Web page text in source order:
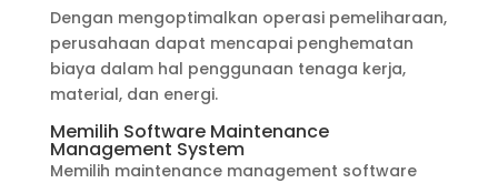
Dengan mengoptimalkan operasi pemeliharaan,
perusahaan dapat mencapai penghematan
biaya dalam hal penggunaan tenaga kerja,
material, dan energi.
Memilih Software Maintenance
Management System
Memilih maintenance management software